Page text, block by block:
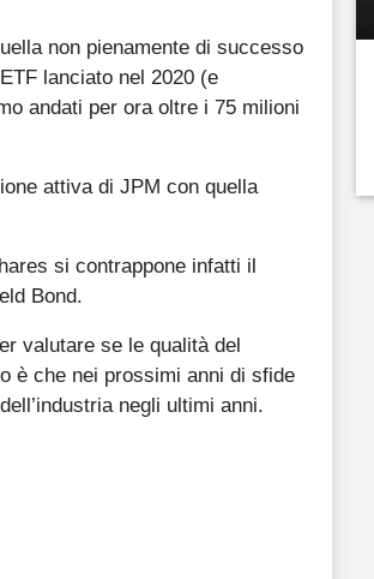
non pienamente di successo
lanciato nel 2020 (e
andati per ora oltre i 75 milioni
attiva di JPM con quella
si contrappone infatti il
Bond.
valutare se le qualità del
è che nei prossimi anni di sfide
negli ultimi anni.